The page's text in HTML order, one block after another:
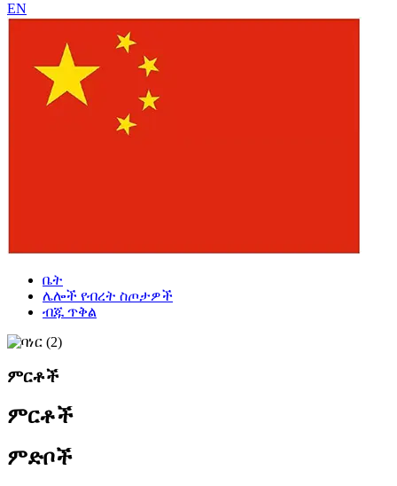
EN
ቤት
ሌሎች የብረት ስጦታዎች
ብጁ ጥቅል
ምርቶች
ምርቶች
ምድቦች